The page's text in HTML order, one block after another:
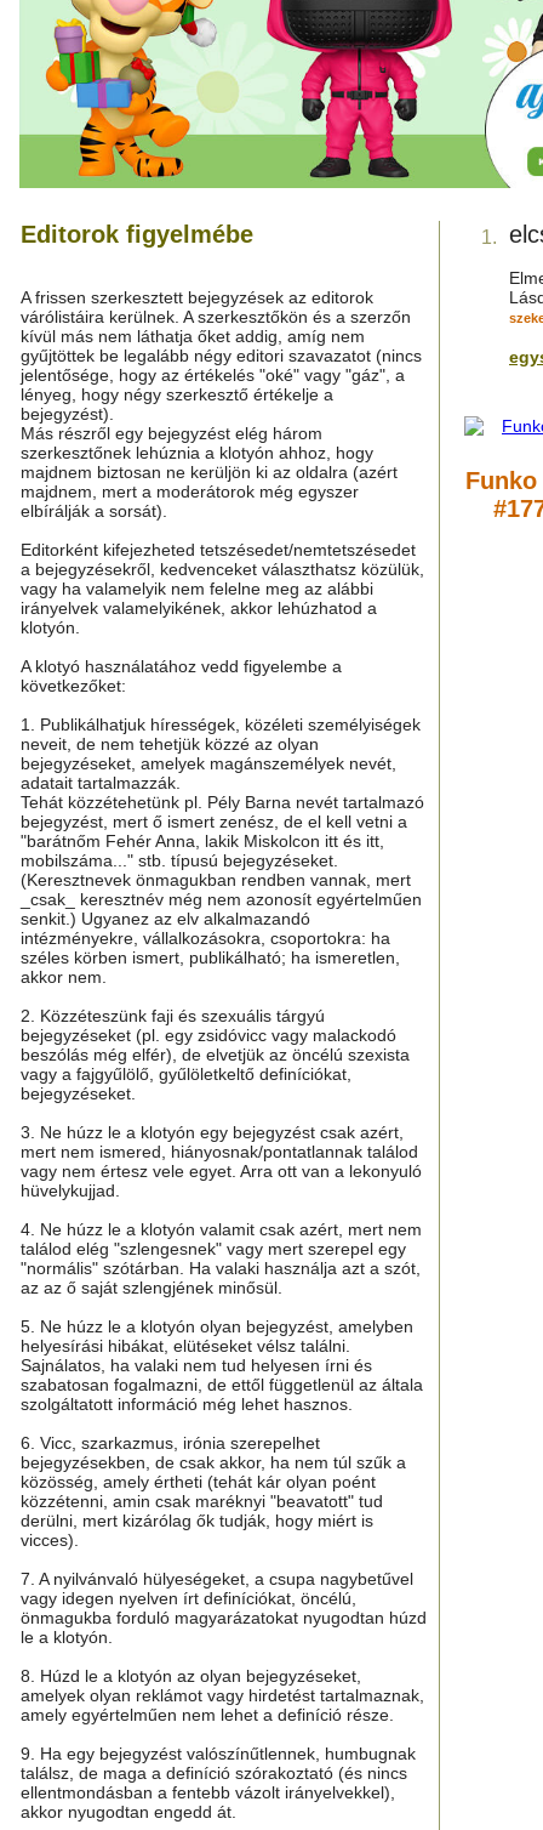
Editorok figyelmébe
A frissen szerkesztett bejegyzések az editorok
várólistáira kerülnek. A szerkesztőkön és a szerzőn
kívül más nem láthatja őket addig, amíg nem
gyűjtöttek be legalább négy editori szavazatot (nincs
jelentősége, hogy az értékelés "oké" vagy "gáz", a
lényeg, hogy négy szerkesztő értékelje a
bejegyzést).
Más részről egy bejegyzést elég három
szerkesztőnek lehúznia a klotyón ahhoz, hogy
majdnem biztosan ne kerüljön ki az oldalra (azért
majdnem, mert a moderátorok még egyszer
elbírálják a sorsát).
Editorként kifejezheted tetszésedet/nemtetszésedet
a bejegyzésekről, kedvenceket választhatsz közülük,
vagy ha valamelyik nem felelne meg az alábbi
irányelvek valamelyikének, akkor lehúzhatod a
klotyón.
A klotyó használatához vedd figyelembe a
következőket:
1. Publikálhatjuk hírességek, közéleti személyiségek
neveit, de nem tehetjük közzé az olyan
bejegyzéseket, amelyek magánszemélyek nevét,
adatait tartalmazzák.
Tehát közzétehetünk pl. Pély Barna nevét tartalmazó
bejegyzést, mert ő ismert zenész, de el kell vetni a
"barátnőm Fehér Anna, lakik Miskolcon itt és itt,
mobilszáma..." stb. típusú bejegyzéseket.
(Keresztnevek önmagukban rendben vannak, mert
_csak_ keresztnév még nem azonosít egyértelműen
senkit.) Ugyanez az elv alkalmazandó
intézményekre, vállalkozásokra, csoportokra: ha
széles körben ismert, publikálható; ha ismeretlen,
akkor nem.
2. Közzéteszünk faji és szexuális tárgyú
bejegyzéseket (pl. egy zsidóvicc vagy malackodó
beszólás még elfér), de elvetjük az öncélú szexista
vagy a fajgyűlölő, gyűlöletkeltő definíciókat,
bejegyzéseket.
3. Ne húzz le a klotyón egy bejegyzést csak azért,
mert nem ismered, hiányosnak/pontatlannak találod
vagy nem értesz vele egyet. Arra ott van a lekonyuló
hüvelykujjad.
4. Ne húzz le a klotyón valamit csak azért, mert nem
találod elég "szlengesnek" vagy mert szerepel egy
"normális" szótárban. Ha valaki használja azt a szót,
az az ő saját szlengjének minősül.
5. Ne húzz le a klotyón olyan bejegyzést, amelyben
helyesírási hibákat, elütéseket vélsz találni.
Sajnálatos, ha valaki nem tud helyesen írni és
szabatosan fogalmazni, de ettől függetlenül az általa
szolgáltatott információ még lehet hasznos.
6. Vicc, szarkazmus, irónia szerepelhet
bejegyzésekben, de csak akkor, ha nem túl szűk a
közösség, amely értheti (tehát kár olyan poént
közzétenni, amin csak maréknyi "beavatott" tud
derülni, mert kizárólag ők tudják, hogy miért is
vicces).
7. A nyilvánvaló hülyeségeket, a csupa nagybetűvel
vagy idegen nyelven írt definíciókat, öncélú,
önmagukba forduló magyarázatokat nyugodtan húzd
le a klotyón.
8. Húzd le a klotyón az olyan bejegyzéseket,
amelyek olyan reklámot vagy hirdetést tartalmaznak,
amely egyértelműen nem lehet a definíció része.
9. Ha egy bejegyzést valószínűtlennek, humbugnak
találsz, de maga a definíció szórakoztató (és nincs
ellentmondásban a fentebb vázolt irányelvekkel),
akkor nyugodtan engedd át.
1.
Funko